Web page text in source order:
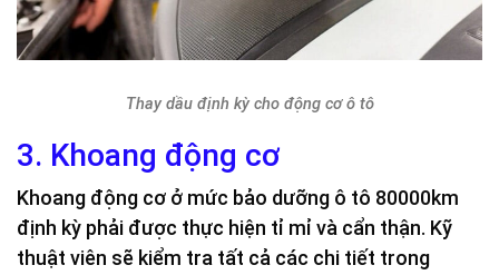
Thay dầu định kỳ cho động cơ ô tô
3. Khoang động cơ
Khoang động cơ ở mức bảo dưỡng ô tô 80000km
định kỳ phải được thực hiện tỉ mỉ và cẩn thận. Kỹ
thuật viên sẽ kiểm tra tất cả các chi tiết trong